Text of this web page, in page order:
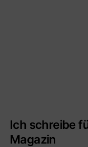
Ich schreibe
Magazin